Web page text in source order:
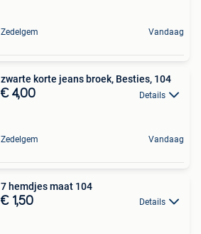
Zedelgem Vandaag
zwarte korte jeans broek, Besties, 104
€ 4,00 Details
Zedelgem Vandaag
7 hemdjes maat 104
€ 1,50 Details